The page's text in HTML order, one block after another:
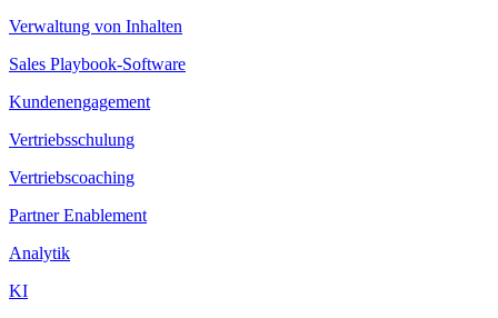
Verwaltung von Inhalten
Sales Playbook-Software
Kundenengagement
Vertriebsschulung
Vertriebscoaching
Partner Enablement
Analytik
KI